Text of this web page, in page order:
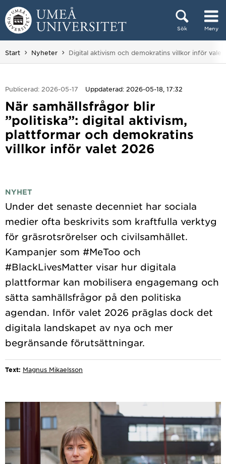
Hoppa direkt till innehållet
Sök Meny
Huvudmenyn dold.
Start Nyheter Du är här:
Digital aktivism och demokratins villkor inför
Publicerad: 2026-05-17 Uppdaterad: 2026-05-18, 17:32
När samhällsfrågor blir
”politiska”: digital aktivism,
plattformar och demokratins
villkor inför valet 2026
NYHET
Under det senaste decenniet har sociala
medier ofta beskrivits som kraftfulla verktyg
för gräsrotsrörelser och civilsamhället.
Kampanjer som #MeToo och
#BlackLivesMatter visar hur digitala
plattformar kan mobilisera engagemang och
sätta samhällsfrågor på den politiska
agendan. Inför valet 2026 präglas dock det
digitala landskapet av nya och mer
Text: Magnus Mikaelsson